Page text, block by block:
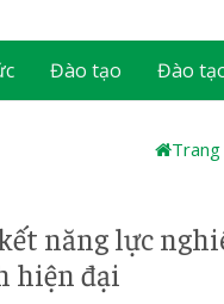
Đào tạo Đào
Trang
năng lực
hiện đại